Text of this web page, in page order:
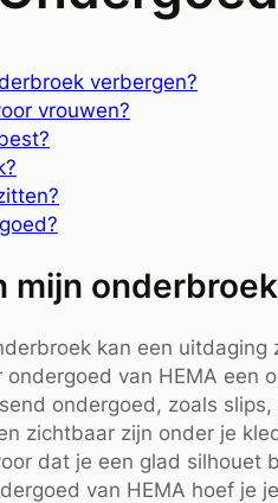
verbergen?
vrouwen?
mijn
kan een
van HEMA een
ondergoed, zoals
zichtbaar zijn onder je
dat je een glad silhouet
van HEMA hoef je